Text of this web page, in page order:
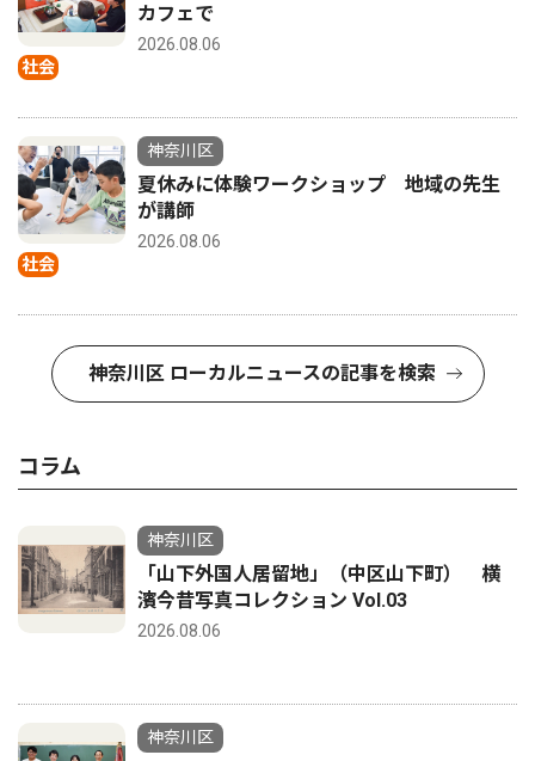
社会
カフェで
2026.08.06
社会
神奈川区
夏休みに体験ワークショップ 地域の先生
が講師
2026.08.06
神奈川区 ローカルニュースの記事を検索
コラム
神奈川区
「山下外国人居留地」（中区山下町） 横
濱今昔写真コレクション Vol.03
2026.08.06
神奈川区